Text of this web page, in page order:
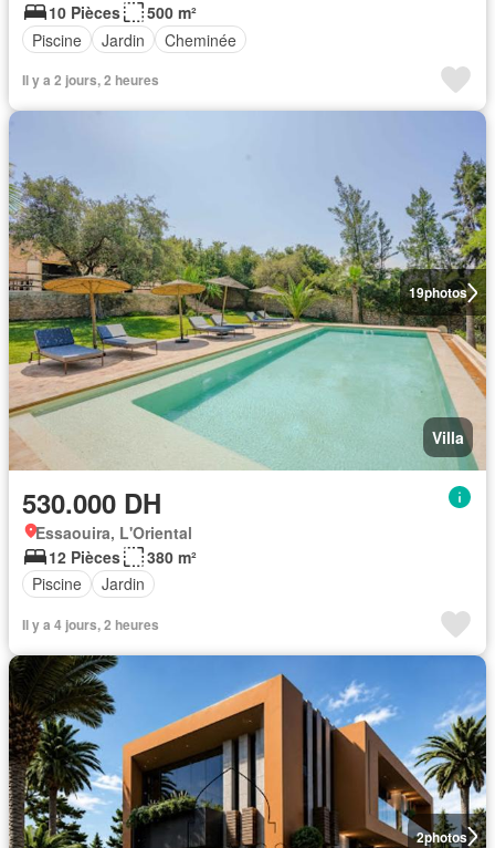
10 Pièces
500 m²
Piscine
Jardin Cheminée
Il y a 2 jours, 2 heures
19photos
Villa
530.000 DH
Essaouira, L'Oriental
12 Pièces
380 m²
Piscine
Jardin
Il y a 4 jours, 2 heures
2photos